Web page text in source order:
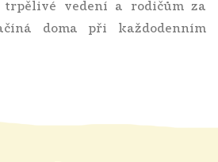
vedení a rodičům za
doma při každodenním